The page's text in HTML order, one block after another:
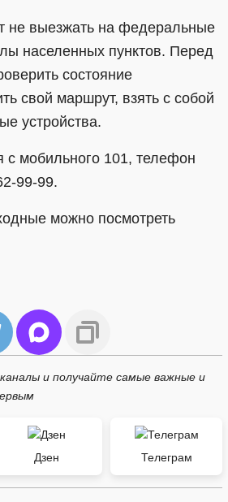
не выезжать на федеральные
населенных пунктов. Перед
состояние
свой маршрут, взять с собой
устройства.
с мобильного 101, телефон
99-99.
можно посмотреть
и получайте самые важные и
Дзен Телеграм